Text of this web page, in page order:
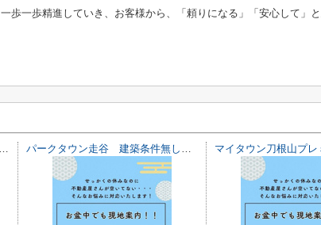
一歩一歩精進していき、お客様から、「頼りになる」「安心して」